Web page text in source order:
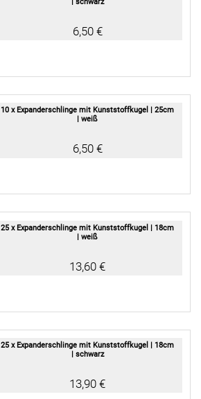
6,50 €
10 x Expanderschlinge mit Kunststoffkugel | 25cm
| weiß
6,50 €
25 x Expanderschlinge mit Kunststoffkugel | 18cm
| weiß
13,60 €
25 x Expanderschlinge mit Kunststoffkugel | 18cm
| schwarz
13,90 €